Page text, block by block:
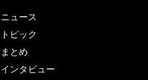
ニュース
トピック
まとめ
インタビュー